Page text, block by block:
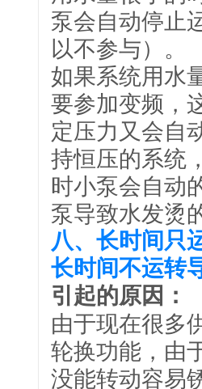
泵会自动停止
以不参与）。
如果系统用水
要参加变频，
定压力又会自
持恒压的系统
时小泵会自动
泵导致水发烫
八、长时间只
长时间不运转
引起的原因：
由于现在很多
轮换功能，由
没能转动容易